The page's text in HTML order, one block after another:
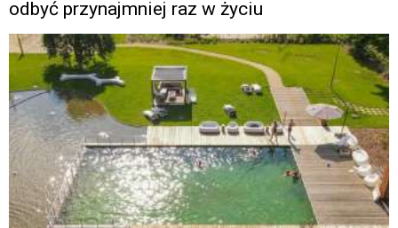
odbyć przynajmniej raz w życiu